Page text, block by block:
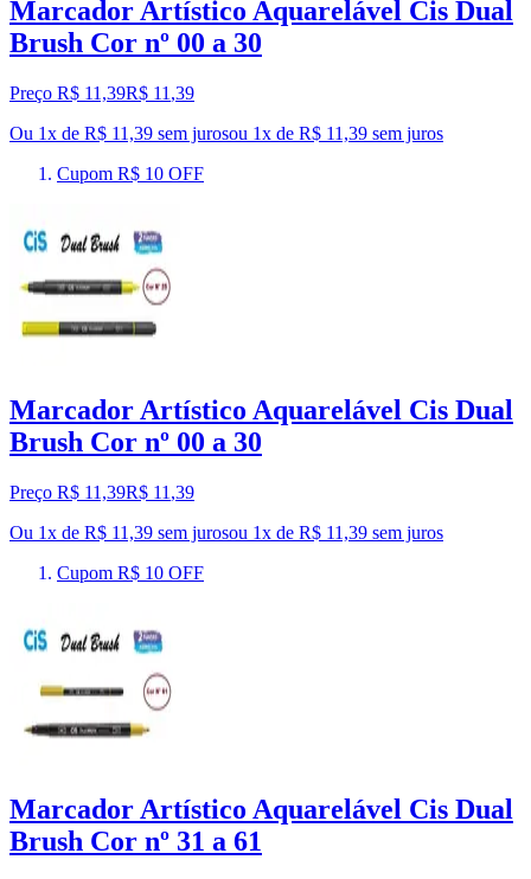
Marcador Artístico Aquarelável Cis Dual
Brush Cor nº 00 a 30
Preço R$ 11,39R$ 11 ,39
Ou 1x de R$ 11,39 sem jurosou 1x de R$ 11,39 sem juros
Cupom R$ 10 OFF
Marcador Artístico Aquarelável Cis Dual
Brush Cor nº 00 a 30
Preço R$ 11,39R$ 11 ,39
Ou 1x de R$ 11,39 sem jurosou 1x de R$ 11,39 sem juros
Cupom R$ 10 OFF
Marcador Artístico Aquarelável Cis Dual
Brush Cor nº 31 a 61